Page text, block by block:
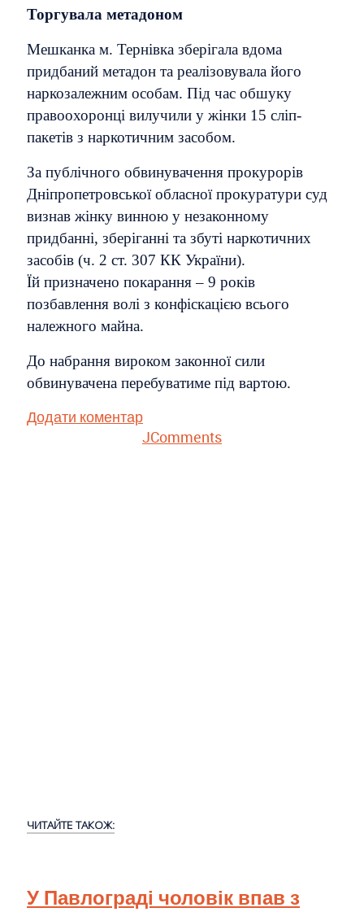
Торгувала метадоном
Мешканка м. Тернівка зберігала вдома
придбаний метадон та реалізовувала його
наркозалежним особам. Під час обшуку
правоохоронці вилучили у жінки 15 сліп-
пакетів з наркотичним засобом.
За публічного обвинувачення прокурорів
Дніпропетровської обласної прокуратури суд
визнав жінку винною у незаконному
придбанні, зберіганні та збуті наркотичних
засобів (ч. 2 ст. 307 КК України).
Їй призначено покарання – 9 років
позбавлення волі з конфіскацією всього
належного майна.
До набрання вироком законної сили
обвинувачена перебуватиме під вартою.
Додати коментар
JComments
ЧИТАЙТЕ ТАКОЖ:
У Павлограді чоловік впав з